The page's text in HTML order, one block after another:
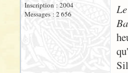
Inscription : 2004
Messages : 2 656